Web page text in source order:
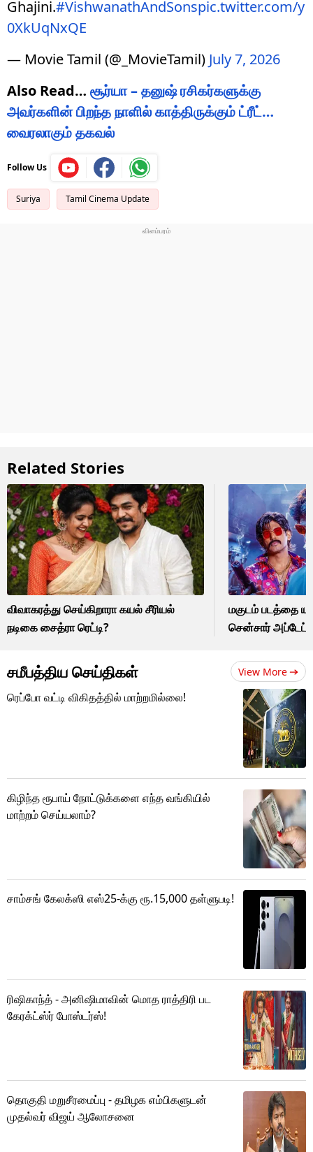
Ghajini.#VishwanathAndSonspic.twitter.com/y
0XkUqNxQE
— Movie Tamil (@_MovieTamil) July 7, 2026
Also Read… சூர்யா – தனுஷ் ரசிகர்களுக்கு
அவர்களின் பிறந்த நாளில் காத்திருக்கும் ட்ரீட்…
வைரலாகும் தகவல்
Follow Us
Suriya Tamil Cinema Update
Related Stories
விவாகரத்து செய்கிறாரா கயல் சீரியல்
நடிகை சைத்ரா ரெட்டி?
மகுடம் படத்தை
சென்சார்
சமீபத்திய செய்திகள் View More
ரெப்போ வட்டி விகிதத்தில் மாற்றமில்லை!
கிழிந்த ரூபாய் நோட்டுக்களை எந்த வங்கியில்
மாற்றம் செய்யலாம்?
சாம்சங் கேலக்ஸி எஸ்25-க்கு ரூ.15,000 தள்ளுபடி!
ரிஷிகாந்த் - அனிஷிமாவின் மொத ராத்திரி பட
கேரக்ட்ஸ்ர் போஸ்டர்ஸ்!
தொகுதி மறுசீரமைப்பு - தமிழக எம்பிகளுடன்
முதல்வர் விஜய் ஆலோசனை